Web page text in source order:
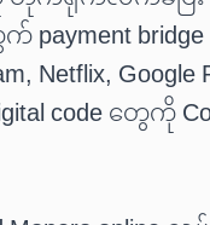
payment
Netflix,
code တွေကို